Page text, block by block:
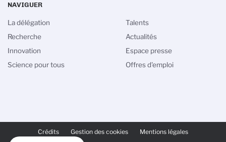
PAGE
Crédits Gestion des cookies Mentions légales
NAVIGUER
La délégation
Recherche
Innovation
Science pour tous
Talents
Actualités
Espace presse
Offres d'emploi